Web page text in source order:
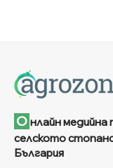
О нлайн
селското
България